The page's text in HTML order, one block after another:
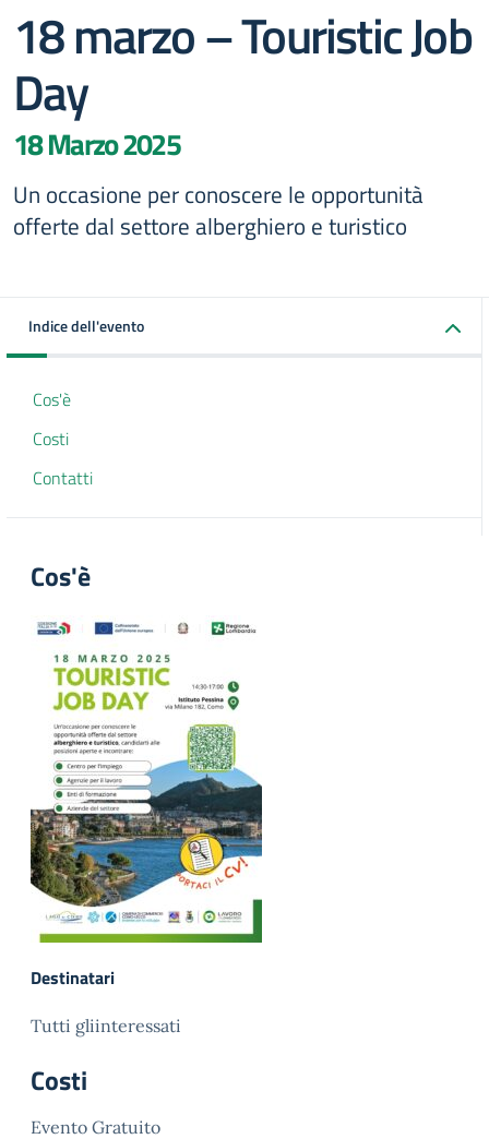
18 marzo – Touristic Job
Day
18 Marzo 2025
Un occasione per conoscere le opportunità
offerte dal settore alberghiero e turistico
Indice dell'evento
Cos'è
Costi
Contatti
Cos'è
Destinatari
Tutti gliinteressati
Costi
Evento Gratuito